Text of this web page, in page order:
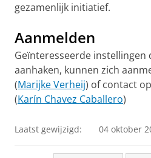
gezamenlijk initiatief.
Aanmelden
Geïnteresseerde
aanhaken, kunnen zich
(Marijke Verheij) of contact
(Karín Chavez Caballero)
Laatst gewijzigd: 04 oktober